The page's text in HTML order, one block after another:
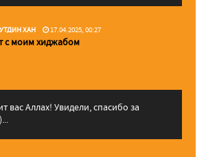
ХАН 17.04.2025, 00:27
с моим хиджабом
вас Аллаx! Увидели, спасибо за